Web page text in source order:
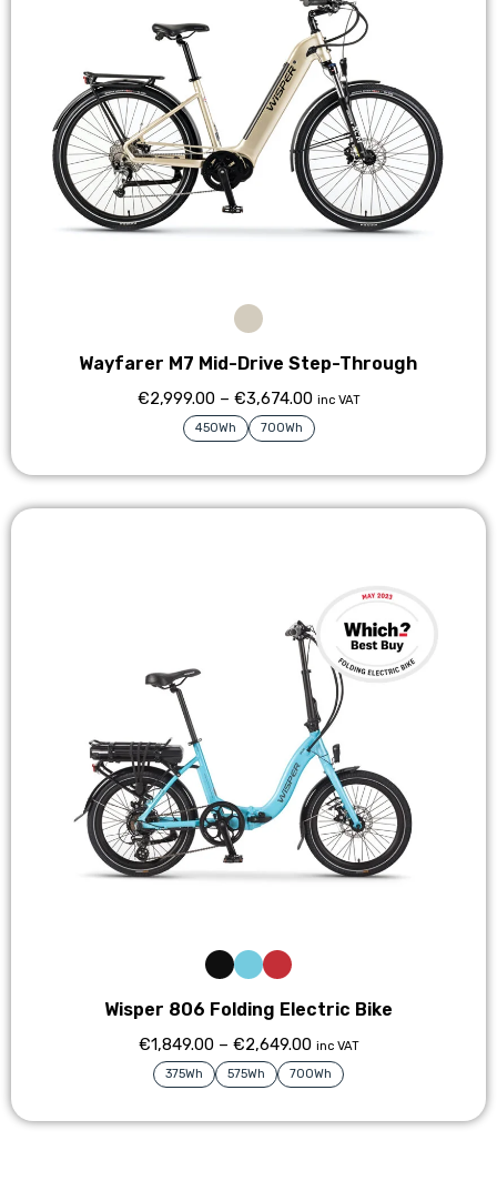
Wayfarer M7 Mid-Drive Step-Through
€2,999.00– €3,674.00 inc VAT
450Wh 700Wh
Wisper 806 Folding Electric Bike
€1,849.00– €2,649.00 inc VAT
375Wh 575Wh 700Wh